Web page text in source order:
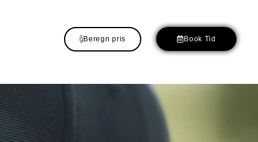
Beregn pris Book Tid